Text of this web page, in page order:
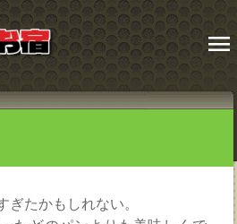
menu
ぎたかもしれない。